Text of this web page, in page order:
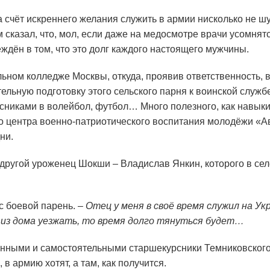
искреннего желания служить в армии нисколько не
сказал, что, мол, если даже на медосмотре врачи
в том, что это долг каждого настоящего мужчины.
колледже Москвы, откуда, проявив
подготовку этого сельского парня к воинской
в волейбол, футбол… Много полезного, как
центра военно-патриотического воспитания молодёжи
уроженец Шокши – Владислав Янкин, которого в
боевой парень. – Отец у меня в своё время служил на
дома уезжать, то время долго тянуться будет…
и самостоятельными старшекурсники
армию хотят, а там, как получится.